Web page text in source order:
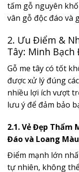
tấm gỗ nguyên
vân gỗ độc đáo và
2. Ưu Điểm &
Tây: Minh
Gỗ me tây có tốt
được xử lý đúng
nhiều lợi ích vượt
lưu ý để đảm bảo
2.1. Vẻ Đẹp Thẩm
Đáo và Loang
Điểm mạnh lớn
tự nhiên, không